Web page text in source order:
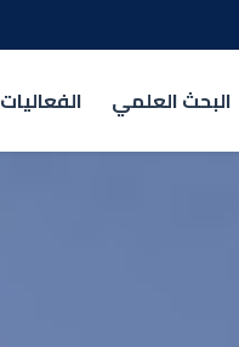
البحث العلمي الفعاليات